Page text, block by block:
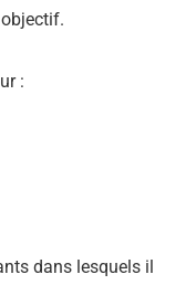
:
dans lesquels il